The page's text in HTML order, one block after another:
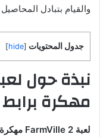
والقيام بتبادل
جدول المحتويات [
hide
]
مهكرة
لعبة FarmVille 2 مهكرة